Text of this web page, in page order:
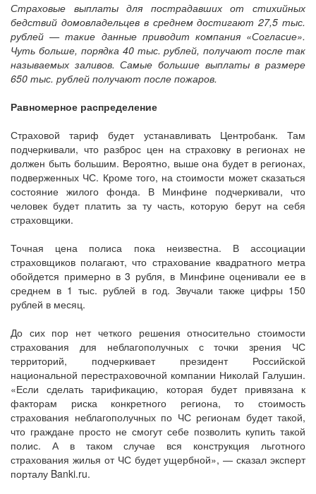
Страховые выплаты для пострадавших от стихийных
бедствий домовладельцев в среднем достигают 27,5 тыс.
рублей — такие данные приводит компания «Согласие».
Чуть больше, порядка 40 тыс. рублей, получают после так
называемых заливов. Самые большие выплаты в размере
650 тыс. рублей получают после пожаров.
Равномерное распределение
Страховой тариф будет устанавливать Центробанк. Там
подчеркивали, что разброс цен на страховку в регионах не
должен быть большим. Вероятно, выше она будет в регионах,
подверженных ЧС. Кроме того, на стоимости может сказаться
состояние жилого фонда. В Минфине подчеркивали, что
человек будет платить за ту часть, которую берут на себя
страховщики.
Точная цена полиса пока неизвестна. В ассоциации
страховщиков полагают, что страхование квадратного метра
обойдется примерно в 3 рубля, в Минфине оценивали ее в
среднем в 1 тыс. рублей в год. Звучали также цифры 150
рублей в месяц.
До сих пор нет четкого решения относительно стоимости
страхования для неблагополучных с точки зрения ЧС
территорий, подчеркивает президент Российской
национальной перестраховочной компании Николай Галушин.
«Если сделать тарификацию, которая будет привязана к
факторам риска конкретного региона, то стоимость
страхования неблагополучных по ЧС регионам будет такой,
что граждане просто не смогут себе позволить купить такой
полис. А в таком случае вся конструкция льготного
страхования жилья от ЧС будет ущербной», — сказал эксперт
порталу Banki.ru.